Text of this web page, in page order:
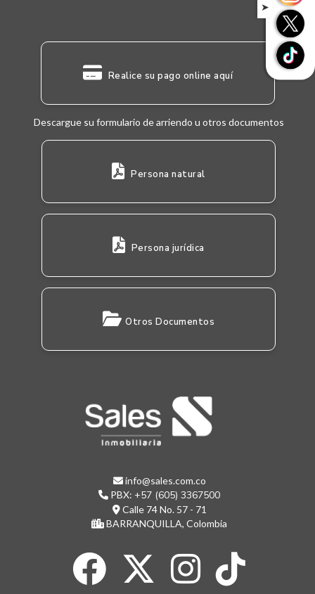
Realice su pago online aquí
Descargue su formulario de arriendo u otros documentos
Persona natural
Persona jurídica
Otros Documentos
info@sales.com.co
PBX: +57 (605) 3367500
Calle 74 No. 57 - 71
BARRANQUILLA, Colombia
➤